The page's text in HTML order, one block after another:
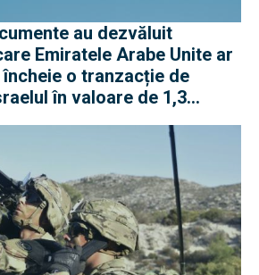
au dezvăluit
Emiratele Arabe Unite ar
o tranzacție de
în valoare de 1,3